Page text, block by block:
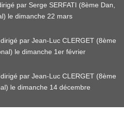
par Serge SERFATI (8ème Dan,
le dimanche 22 mars
par Jean-Luc CLERGET (8ème
le dimanche 1er février
par Jean-Luc CLERGET (8ème
le dimanche 14 décembre